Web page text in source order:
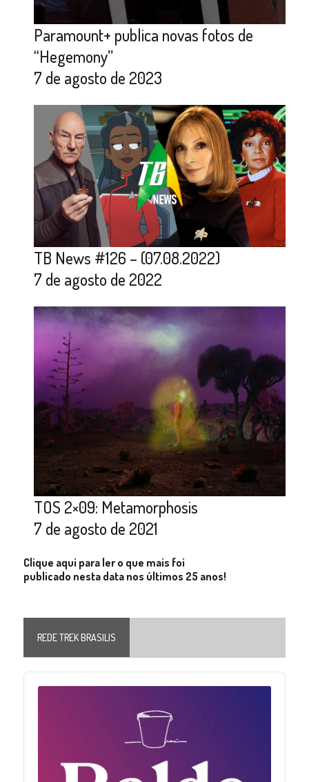
Paramount+ publica novas fotos de
“Hegemony”
7 de agosto de 2023
TB News #126 – (07.08.2022)
7 de agosto de 2022
TOS 2×09: Metamorphosis
7 de agosto de 2021
Clique aqui para ler o que mais foi
publicado nesta data nos últimos 25 anos!
REDE TREK BRASILIS
Audio
Player